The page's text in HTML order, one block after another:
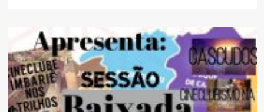
volta
da
Biblioteca
Pública
de
Imbariê